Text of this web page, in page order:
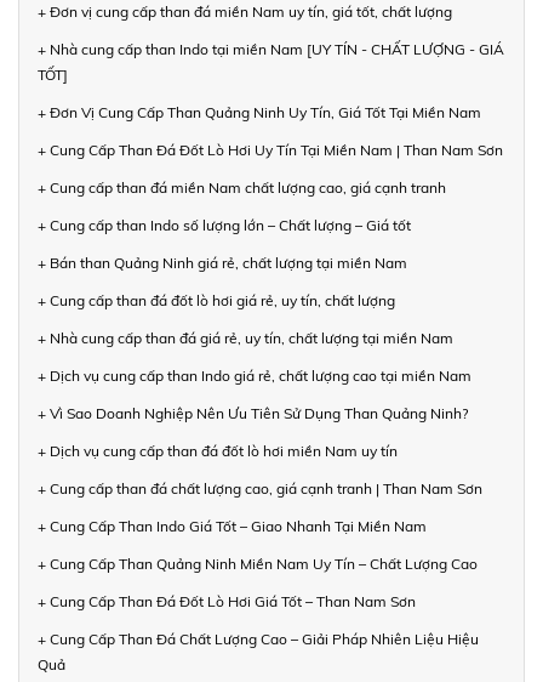
+ Đơn vị cung cấp than đá miền Nam uy tín, giá tốt, chất lượng
+ Nhà cung cấp than Indo tại miền Nam [UY TÍN - CHẤT LƯỢNG - GIÁ
TỐT]
+ Đơn Vị Cung Cấp Than Quảng Ninh Uy Tín, Giá Tốt Tại Miền Nam
+ Cung Cấp Than Đá Đốt Lò Hơi Uy Tín Tại Miền Nam | Than Nam Sơn
+ Cung cấp than đá miền Nam chất lượng cao, giá cạnh tranh
+ Cung cấp than Indo số lượng lớn – Chất lượng – Giá tốt
+ Bán than Quảng Ninh giá rẻ, chất lượng tại miền Nam
+ Cung cấp than đá đốt lò hơi giá rẻ, uy tín, chất lượng
+ Nhà cung cấp than đá giá rẻ, uy tín, chất lượng tại miền Nam
+ Dịch vụ cung cấp than Indo giá rẻ, chất lượng cao tại miền Nam
+ Vì Sao Doanh Nghiệp Nên Ưu Tiên Sử Dụng Than Quảng Ninh?
+ Dịch vụ cung cấp than đá đốt lò hơi miền Nam uy tín
+ Cung cấp than đá chất lượng cao, giá cạnh tranh | Than Nam Sơn
+ Cung Cấp Than Indo Giá Tốt – Giao Nhanh Tại Miền Nam
+ Cung Cấp Than Quảng Ninh Miền Nam Uy Tín – Chất Lượng Cao
+ Cung Cấp Than Đá Đốt Lò Hơi Giá Tốt – Than Nam Sơn
+ Cung Cấp Than Đá Chất Lượng Cao – Giải Pháp Nhiên Liệu Hiệu
Quả